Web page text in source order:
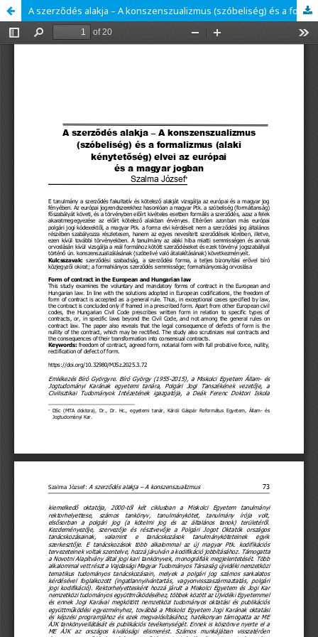
A szerződés alakja – A konszenszualizmus (szóbeliség) és a formalizmus (alaki kénytetőség) elvei az európai és a magyar jogban